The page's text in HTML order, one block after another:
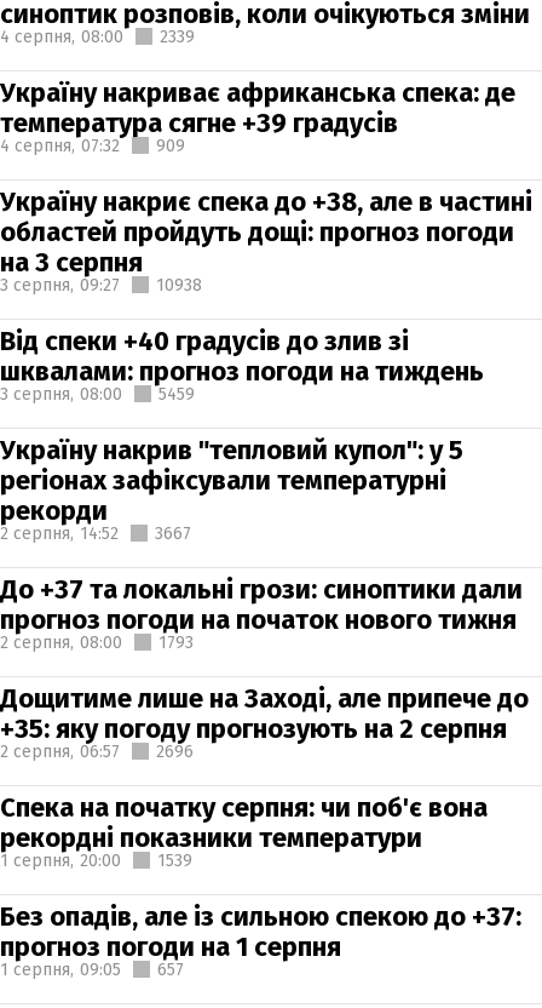
синоптик розповів, коли очікуються зміни
4 серпня, 08:00 2339
Україну накриває африканська спека: де
температура сягне +39 градусів
4 серпня, 07:32 909
Україну накриє спека до +38, але в частині
областей пройдуть дощі: прогноз погоди
на 3 серпня
3 серпня, 09:27 10938
Від спеки +40 градусів до злив зі
шквалами: прогноз погоди на тиждень
3 серпня, 08:00 5459
Україну накрив "тепловий купол": у 5
регіонах зафіксували температурні
рекорди
2 серпня, 14:52 3667
До +37 та локальні грози: синоптики дали
прогноз погоди на початок нового тижня
2 серпня, 08:00 1793
Дощитиме лише на Заході, але припече до
+35: яку погоду прогнозують на 2 серпня
2 серпня, 06:57 2696
Спека на початку серпня: чи поб'є вона
рекордні показники температури
1 серпня, 20:00 1539
Без опадів, але із сильною спекою до +37:
прогноз погоди на 1 серпня
1 серпня, 09:05 657